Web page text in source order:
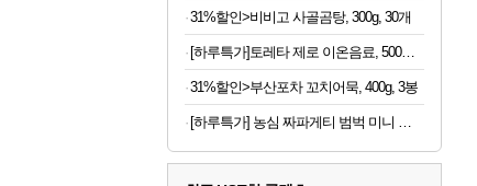
31%할인>비비고 사골곰탕, 300g, 30개
[하루특가]토레타 제로 이온음료, 500ml, 24개
31%할인>부산포차 꼬치어묵, 400g, 3봉
[하루특가] 농심 짜파게티 범벅 미니 컵라면 70g, 12개